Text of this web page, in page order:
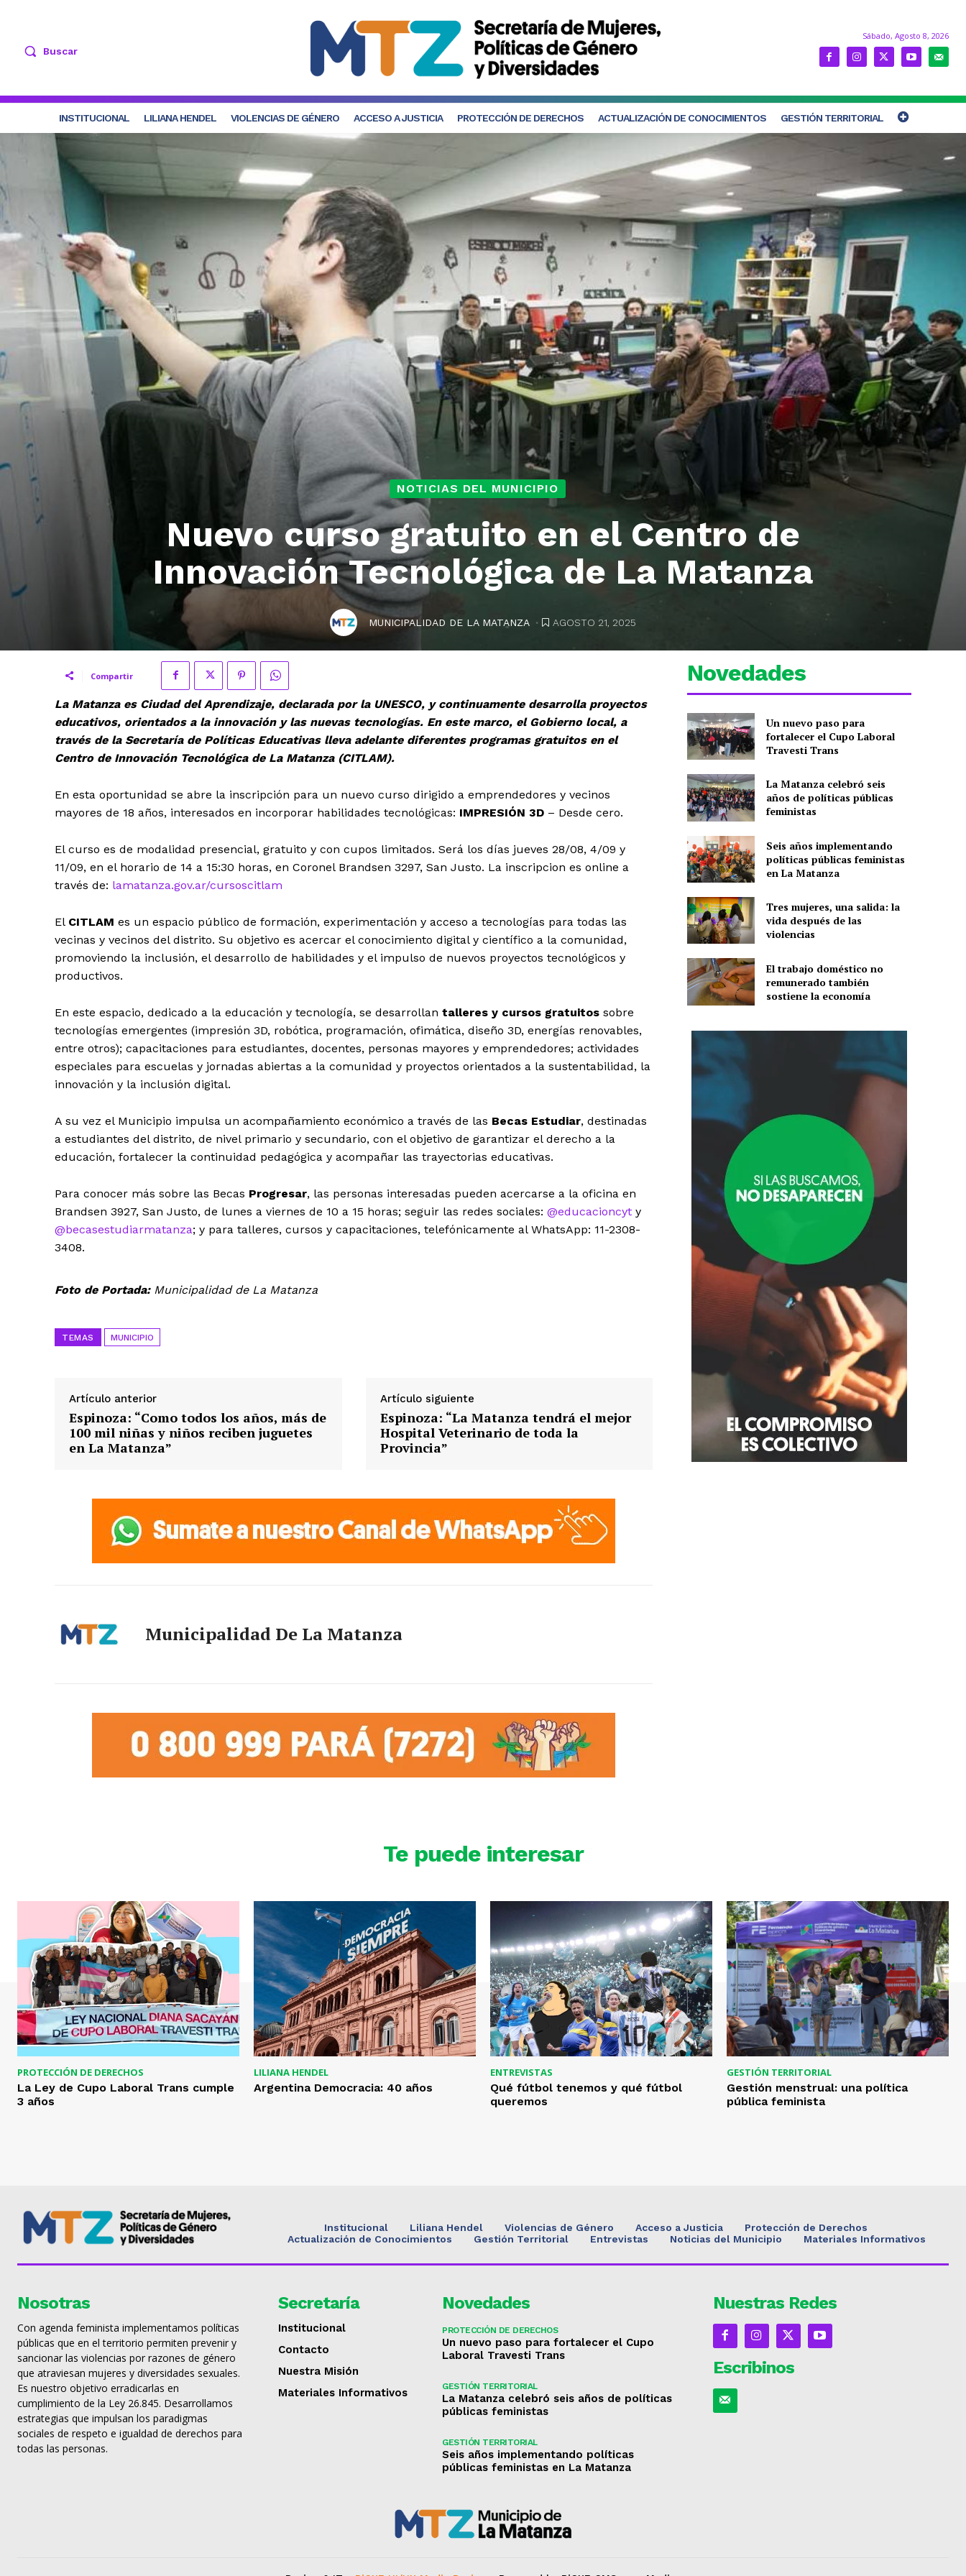
Buscar
Sábado, Agosto 8, 2026
INSTITUCIONAL LILIANA HENDEL VIOLENCIAS DE GÉNERO ACCESO A JUSTICIA PROTECCIÓN DE DERECHOS ACTUALIZACIÓN DE CONOCIMIENTOS GESTIÓN TERRITORIAL
NOTICIAS DEL MUNICIPIO
Nuevo curso gratuito en el Centro de
Innovación Tecnológica de La Matanza
MUNICIPALIDAD DE LA MATANZA . AGOSTO 21, 2025
Compartir
La Matanza es Ciudad del Aprendizaje, declarada por la UNESCO, y continuamente desarrolla proyectos
educativos, orientados a la innovación y las nuevas tecnologías. En este marco, el Gobierno local, a
través de la Secretaría de Políticas Educativas lleva adelante diferentes programas gratuitos en el
Centro de Innovación Tecnológica de La Matanza (CITLAM).
En esta oportunidad se abre la inscripción para un nuevo curso dirigido a emprendedores y vecinos
mayores de 18 años, interesados en incorporar habilidades tecnológicas: IMPRESIÓN 3D – Desde cero.
El curso es de modalidad presencial, gratuito y con cupos limitados. Será los días jueves 28/08, 4/09 y
11/09, en el horario de 14 a 15:30 horas, en Coronel Brandsen 3297, San Justo. La inscripcion es online a
través de: lamatanza.gov.ar/cursoscitlam
El CITLAM es un espacio público de formación, experimentación y acceso a tecnologías para todas las
vecinas y vecinos del distrito. Su objetivo es acercar el conocimiento digital y científico a la comunidad,
promoviendo la inclusión, el desarrollo de habilidades y el impulso de nuevos proyectos tecnológicos y
productivos.
En este espacio, dedicado a la educación y tecnología, se desarrollan talleres y cursos gratuitos sobre
tecnologías emergentes (impresión 3D, robótica, programación, ofimática, diseño 3D, energías renovables,
entre otros); capacitaciones para estudiantes, docentes, personas mayores y emprendedores; actividades
especiales para escuelas y jornadas abiertas a la comunidad y proyectos orientados a la sustentabilidad, la
innovación y la inclusión digital.
A su vez el Municipio impulsa un acompañamiento económico a través de las Becas Estudiar, destinadas
a estudiantes del distrito, de nivel primario y secundario, con el objetivo de garantizar el derecho a la
educación, fortalecer la continuidad pedagógica y acompañar las trayectorias educativas.
Para conocer más sobre las Becas Progresar, las personas interesadas pueden acercarse a la oficina en
Brandsen 3927, San Justo, de lunes a viernes de 10 a 15 horas; seguir las redes sociales: @educacioncyt y
@becasestudiarmatanza; y para talleres, cursos y capacitaciones, telefónicamente al WhatsApp: 11-2308-
3408.
Foto de Portada: Municipalidad de La Matanza
TEMAS MUNICIPIO
Artículo anterior
Espinoza: “Como todos los años, más de
100 mil niñas y niños reciben juguetes
en La Matanza”
Artículo siguiente
Espinoza: “La Matanza tendrá el mejor
Hospital Veterinario de toda la
Provincia”
Municipalidad De La Matanza
Novedades
Un nuevo paso para
fortalecer el Cupo Laboral
Travesti Trans
La Matanza celebró seis
años de políticas públicas
feministas
Seis años implementando
políticas públicas feministas
en La Matanza
Tres mujeres, una salida: la
vida después de las
violencias
El trabajo doméstico no
remunerado también
sostiene la economía
Te puede interesar
PROTECCIÓN DE DERECHOS
La Ley de Cupo Laboral Trans cumple
3 años
LILIANA HENDEL
Argentina Democracia: 40 años
ENTREVISTAS
Qué fútbol tenemos y qué fútbol
queremos
GESTIÓN TERRITORIAL
Gestión menstrual: una política
pública feminista
Institucional Liliana Hendel Violencias de Género Acceso a Justicia
Protección de Derechos
Actualización de Conocimientos
Gestión Territorial Entrevistas Noticias del Municipio Materiales Informativos
Nosotras
Con agenda feminista implementamos políticas
públicas que en el territorio permiten prevenir y
sancionar las violencias por razones de género
que atraviesan mujeres y diversidades sexuales.
Es nuestro objetivo erradicarlas en
cumplimiento de la Ley 26.845. Desarrollamos
estrategias que impulsan los paradigmas
sociales de respeto e igualdad de derechos para
todas las personas.
Secretaría
Institucional
Contacto
Nuestra Misión
Materiales Informativos
Novedades
PROTECCIÓN DE DERECHOS
Un nuevo paso para fortalecer el Cupo
Laboral Travesti Trans
GESTIÓN TERRITORIAL
La Matanza celebró seis años de políticas
públicas feministas
GESTIÓN TERRITORIAL
Seis años implementando políticas
públicas feministas en La Matanza
Nuestras Redes
Escribinos